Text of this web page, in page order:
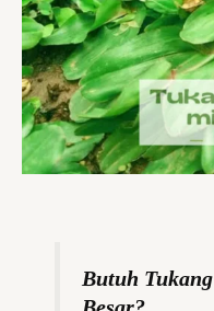
Butuh